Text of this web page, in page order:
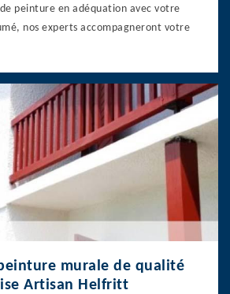
peinture en adéquation avec votre
nos experts accompagneront votre
murale de qualité
Artisan Helfritt